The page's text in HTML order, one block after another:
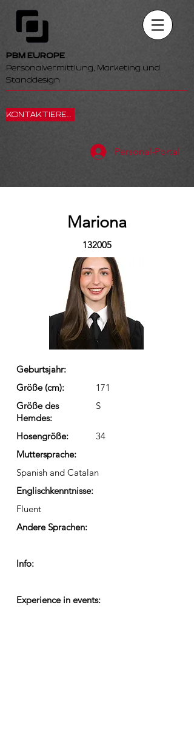
PBM EUROPE
Personalvermittlung, Marketing und
Standdesign
KONTAKTIEREN SIE UNS
Personal-Portal
Mariona
132005
Geburtsjahr:
Größe (cm):
171
Größe des
Hemdes:
S
Hosengröße:
34
Muttersprache:
Spanish and Catalan
Englischkenntnisse:
Fluent
Andere Sprachen:
Info:
Experience in events: